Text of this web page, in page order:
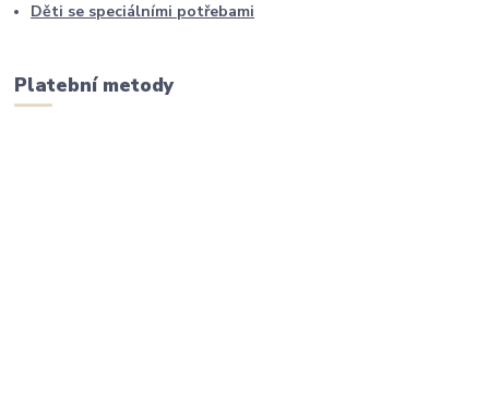
Děti se speciálními potřebami
Platební metody